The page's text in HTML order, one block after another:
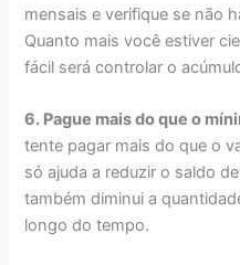
mensais e verifique se não
Quanto mais você estiver
fácil será controlar o
6. Pague mais do que o
tente pagar mais do que o
só ajuda a reduzir o saldo
também diminui a
longo do tempo.